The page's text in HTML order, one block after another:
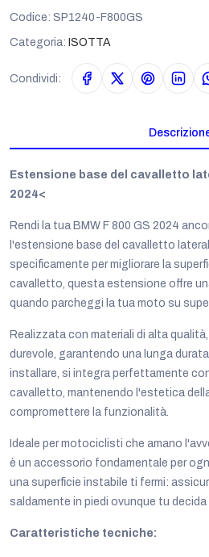
Codice: SP1240-F800GS
Categoria: ISOTTA
Condividi:
Estensione base del cavalletto
2024<
Rendi la tua BMW F 800 GS 2024
l'estensione base del cavalletto
specificamente per migliorare la
cavalletto, questa estensione offre
quando parcheggi la tua moto su
Realizzata con materiali di alta
durevole, garantendo una lunga
installare, si integra perfettamente
cavalletto, mantenendo l'estetica
compromettere la funzionalità.
Ideale per motociclisti che amano
è un accessorio fondamentale per
una superficie instabile ti fermi:
saldamente in piedi ovunque tu decida
Caratteristiche tecniche: